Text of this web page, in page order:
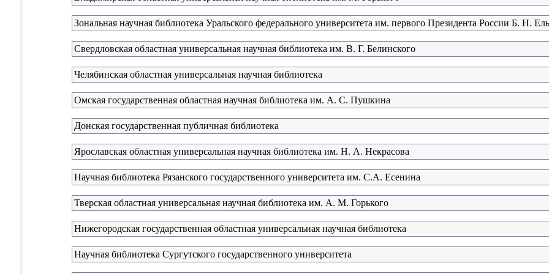
Зональная научная библиотека Уральского федерального университета им. первого Президента России Б. Н.
Свердловская областная универсальная научная библиотека им. В. Г. Белинского
Челябинская областная универсальная научная библиотека
Омская государственная областная научная библиотека им. А. С. Пушкина
Донская государственная публичная библиотека
Ярославская областная универсальная научная библиотека им. Н. А. Некрасова
Научная библиотека Рязанского государственного университета им. С.А. Есенина
Тверская областная универсальная научная библиотека им. А. М. Горького
Нижегородская государственная областная универсальная научная библиотека
Научная библиотека Сургутского государственного университета